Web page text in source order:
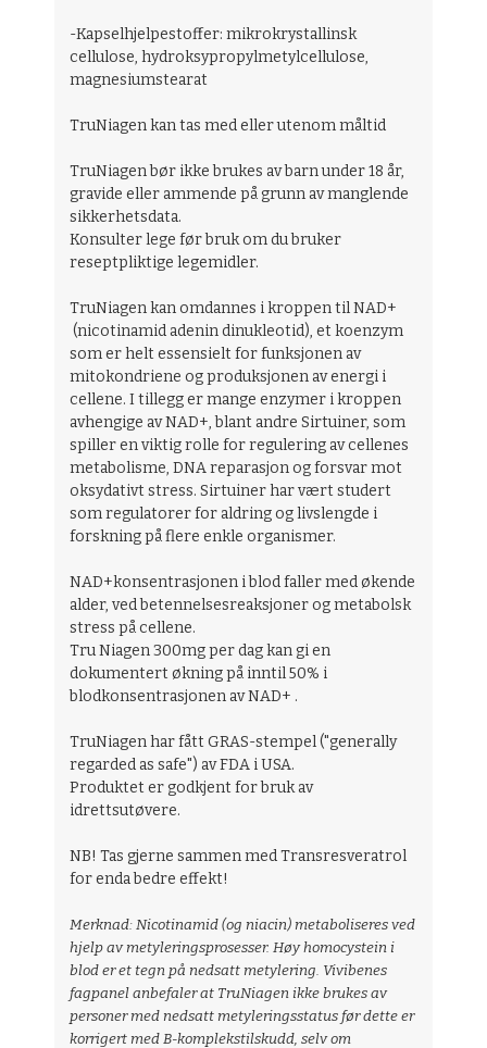
-Kapselhjelpestoffer: mikrokrystallinsk
cellulose, hydroksypropylmetylcellulose,
magnesiumstearat
TruNiagen kan tas med eller utenom måltid
TruNiagen bør ikke brukes av barn under 18 år,
gravide eller ammende på grunn av manglende
sikkerhetsdata.
Konsulter lege før bruk om du bruker
reseptpliktige legemidler.
TruNiagen kan omdannes i kroppen til NAD+
(nicotinamid adenin dinukleotid), et koenzym
som er helt essensielt for funksjonen av
mitokondriene og produksjonen av energi i
cellene. I tillegg er mange enzymer i kroppen
avhengige av NAD+, blant andre Sirtuiner, som
spiller en viktig rolle for regulering av cellenes
metabolisme, DNA reparasjon og forsvar mot
oksydativt stress. Sirtuiner har vært studert
som regulatorer for aldring og livslengde i
forskning på flere enkle organismer.
NAD+konsentrasjonen i blod faller med økende
alder, ved betennelsesreaksjoner og metabolsk
stress på cellene.
Tru Niagen 300mg per dag kan gi en
dokumentert økning på inntil 50% i
blodkonsentrasjonen av NAD+ .
TruNiagen har fått GRAS-stempel ("generally
regarded as safe") av FDA i USA.
Produktet er godkjent for bruk av
idrettsutøvere.
NB! Tas gjerne sammen med Transresveratrol
for enda bedre effekt!
Merknad: Nicotinamid (og niacin) metaboliseres ved
hjelp av metyleringsprosesser. Høy homocystein i
blod er et tegn på nedsatt metylering. Vivibenes
fagpanel anbefaler at TruNiagen ikke brukes av
personer med nedsatt metyleringsstatus før dette er
korrigert med B-komplekstilskudd, selv om